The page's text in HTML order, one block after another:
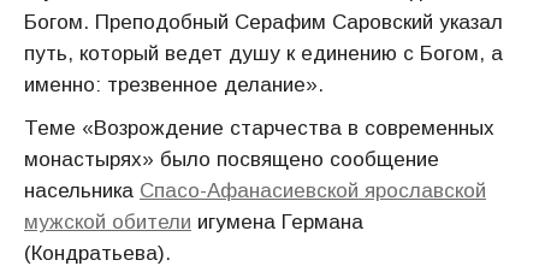
Богом. Преподобный Серафим Саровский указал
путь, который ведет душу к единению с Богом, а
именно: трезвенное делание».
Теме «Возрождение старчества в современных
монастырях» было посвящено сообщение
насельника Спасо-Афанасиевской ярославской
мужской обители игумена Германа
(Кондратьева).